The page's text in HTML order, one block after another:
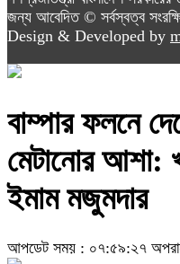
জন্য আবেদিত © সর্বস্বত্ব
Design & Developed by
বাম্পার ফলনে
মেটানোর আশা:
ইমাম মজুমদার
আপডেট সময় : ০৭:৫৯:২৭